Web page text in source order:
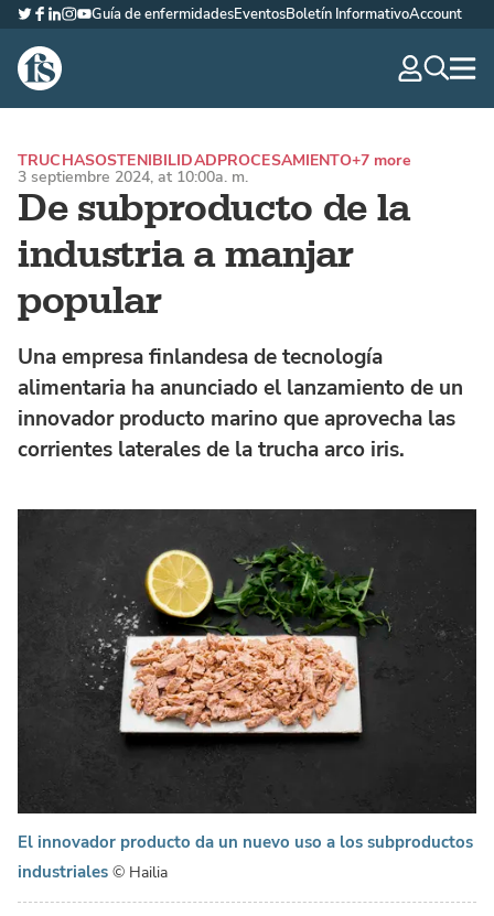
The Fish Site Española
Twitter
Facebook
LinkedIn
Instagram
YouTube
Guía de enfermidadesEventosBoletín InformativoAccount
De subproducto de la
industria a manjar
popular
TRUCHASOSTENIBILIDADPROCESAMIENTO+7 more
3 septiembre 2024, at 10:00a. m.
Una empresa finlandesa de tecnología
alimentaria ha anunciado el lanzamiento de un
innovador producto marino que aprovecha las
corrientes laterales de la trucha arco iris.
El innovador producto da un nuevo uso a los subproductos
industriales © Hailia